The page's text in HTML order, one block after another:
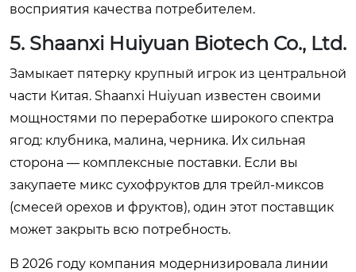
восприятия качества потребителем.
5. Shaanxi Huiyuan Biotech Co., Ltd.
Замыкает пятерку крупный игрок из центральной
части Китая. Shaanxi Huiyuan известен своими
мощностями по переработке широкого спектра
ягод: клубника, малина, черника. Их сильная
сторона — комплексные поставки. Если вы
закупаете микс сухофруктов для трейл-миксов
(смесей орехов и фруктов), один этот поставщик
может закрыть всю потребность.
В 2026 году компания модернизировала линии